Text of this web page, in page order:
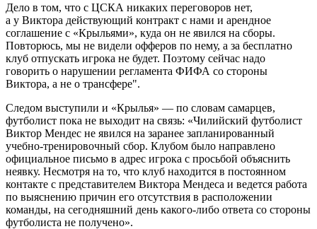
Дело в том, что с ЦСКА никаких переговоров нет,
а у Виктора действующий контракт с нами и арендное
соглашение с «Крыльями», куда он не явился на сборы.
Повторюсь, мы не видели офферов по нему, а за бесплатно
клуб отпускать игрока не будет. Поэтому сейчас надо
говорить о нарушении регламента ФИФА со стороны
Виктора, а не о трансфере".
Следом выступили и «Крылья» — по словам самарцев,
футболист пока не выходит на связь: «Чилийский футболист
Виктор Мендес не явился на заранее запланированный
учебно-тренировочный сбор. Клубом было направлено
официальное письмо в адрес игрока с просьбой объяснить
неявку. Несмотря на то, что клуб находится в постоянном
контакте с представителем Виктора Мендеса и ведется работа
по выяснению причин его отсутствия в расположении
команды, на сегодняшний день какого-либо ответа со стороны
футболиста не получено».